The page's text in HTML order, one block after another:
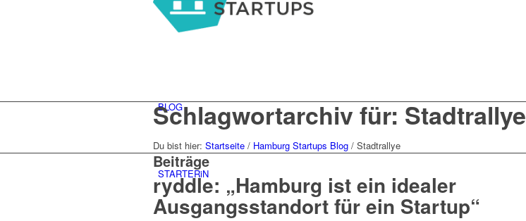
BLOG
STARTERiN
Schlagwortarchiv für: Stadtrallye
Du bist hier: Startseite / Hamburg Startups Blog / Stadtrallye
Beiträge
ryddle: „Hamburg ist ein idealer
Ausgangsstandort für ein Startup“